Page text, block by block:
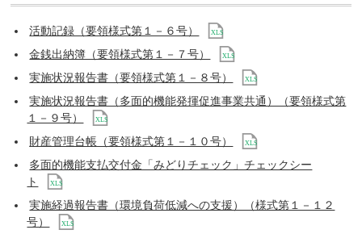
活動記録（要領様式第１－６号）
金銭出納簿（要領様式第１－７号）
実施状況報告書（要領様式第１－８号）
実施状況報告書（多面的機能発揮促進事業共通）（要領様式第
１－９号）
財産管理台帳（要領様式第１－１０号）
多面的機能支払交付金「みどりチェック」チェックシー
ト
実施経過報告書（環境負荷低減への支援）（様式第１－１２
号）